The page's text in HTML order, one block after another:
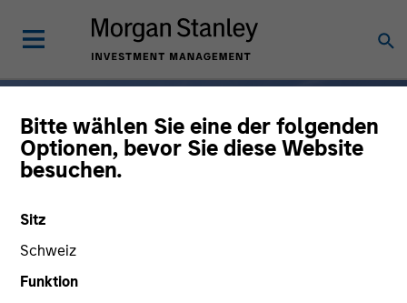
Bitte wählen Sie eine der folgenden
Optionen, bevor Sie diese Website
besuchen.
Sitz
Schweiz
Funktion
Breit angelegte
Spezialisierung, von
einem Partner